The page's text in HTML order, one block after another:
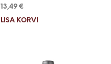
13,49 €
LISA KORVI